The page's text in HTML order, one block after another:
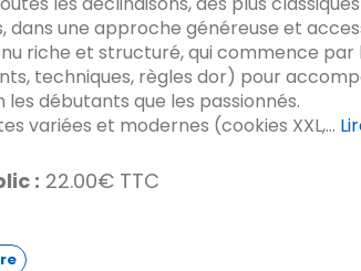
dans une approche généreuse et
riche et structuré, qui commence par
techniques, règles dor) pour
les débutants que les passionnés.
variées et modernes (cookies XXL,...
: 22.00€ TTC